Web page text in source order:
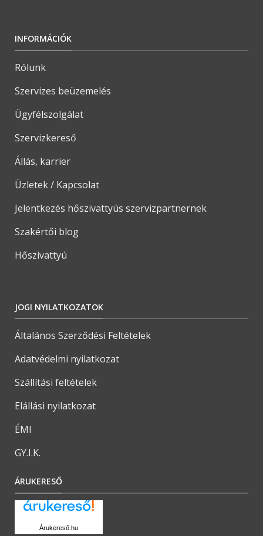
INFORMÁCIÓK
Rólunk
Szervizes beüzemelés
Ügyfélszolgálat
Szervizkereső
Állás, karrier
Üzletek / Kapcsolat
Jelentkezés hőszivattyús szervizpartnernek
Szakértői blog
Hőszivattyú
JOGI NYILATKOZATOK
Általános Szerződési Feltételek
Adatvédelmi nyilatkozat
Szállítási feltételek
Elállási nyilatkozat
ÉMI
GY.I.K.
ÁRUKERESŐ
Árukereső.hu